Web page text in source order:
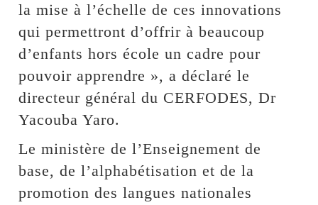
la mise à l’échelle de ces innovations
qui permettront d’offrir à beaucoup
d’enfants hors école un cadre pour
pouvoir apprendre », a déclaré le
directeur général du CERFODES, Dr
Yacouba Yaro.
Le ministère de l’Enseignement de
base, de l’alphabétisation et de la
promotion des langues nationales